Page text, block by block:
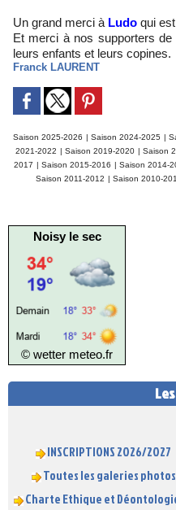
Un grand merci à Ludo qui
Et merci à nos supporters
leurs enfants et leurs copines.
Franck LAURENT
Saison 2025-2026 Saison 2024-2025
2021-2022
Saison 2019-2020 Saison
2017
Saison 2015-2016 Saison 2014-
Saison 2011-2012
Saison 2010-
Noisy le sec
© wetter meteo.fr
INSCRIPTIONS 2026/2027
Toutes les galeries photos
Charte Ethique et